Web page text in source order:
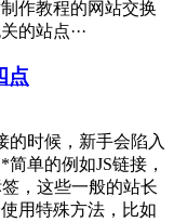
作教程的网站交换
的站点···
点
的时候，新手会陷入
单的例如JS链接，
，这些一般的站长
用特殊方法，比如